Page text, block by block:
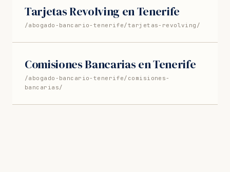
Tarjetas Revolving en Tenerife
/abogado-bancario-tenerife/tarjetas-revolving/
Comisiones Bancarias en Tenerife
/abogado-bancario-tenerife/comisiones-
bancarias/